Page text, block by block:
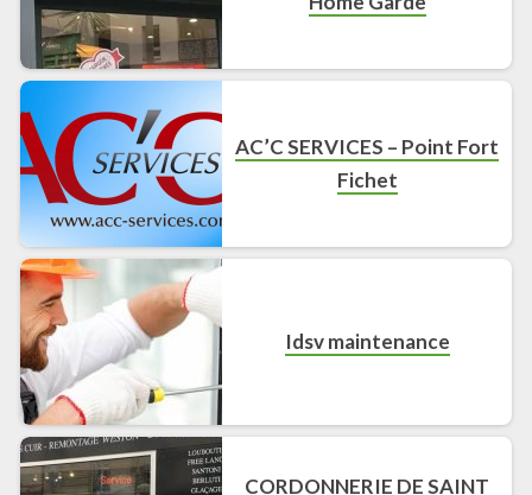
AC’C SERVICES – Point Fort
Fichet
Idsv maintenance
CORDONNERIE DE SAINT